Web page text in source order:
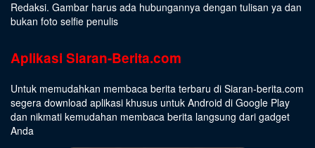
Redaksi. Gambar harus ada hubungannya dengan tulisan ya dan
bukan foto selfie penulis
Aplikasi Siaran-Berita.com
Untuk memudahkan membaca berita terbaru di Siaran-berita.com
segera download aplikasi khusus untuk Android di Google Play
dan nikmati kemudahan membaca berita langsung dari gadget
Anda